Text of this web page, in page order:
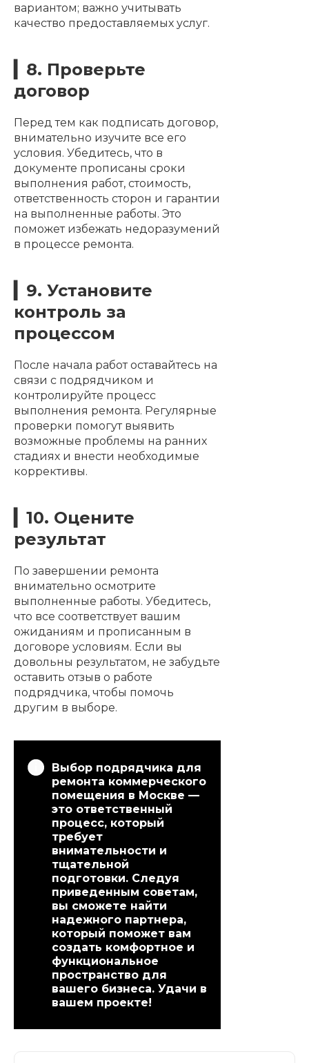
вариантом; важно учитывать
качество предоставляемых услуг.
▎8. Проверьте
договор
Перед тем как подписать договор,
внимательно изучите все его
условия. Убедитесь, что в
документе прописаны сроки
выполнения работ, стоимость,
ответственность сторон и гарантии
на выполненные работы. Это
поможет избежать недоразумений
в процессе ремонта.
▎9. Установите
контроль за
процессом
После начала работ оставайтесь на
связи с подрядчиком и
контролируйте процесс
выполнения ремонта. Регулярные
проверки помогут выявить
возможные проблемы на ранних
стадиях и внести необходимые
коррективы.
▎10. Оцените
результат
По завершении ремонта
внимательно осмотрите
выполненные работы. Убедитесь,
что все соответствует вашим
ожиданиям и прописанным в
договоре условиям. Если вы
довольны результатом, не забудьте
оставить отзыв о работе
подрядчика, чтобы помочь
другим в выборе.
Выбор подрядчика для
ремонта коммерческого
помещения в Москве —
это ответственный
процесс, который
требует
внимательности и
тщательной
подготовки. Следуя
приведенным советам,
вы сможете найти
надежного партнера,
который поможет вам
создать комфортное и
функциональное
пространство для
вашего бизнеса. Удачи в
вашем проекте!